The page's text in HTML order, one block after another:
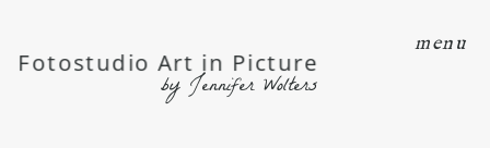
menu
Fotostudio Art in Picture
by Jennifer Wolters